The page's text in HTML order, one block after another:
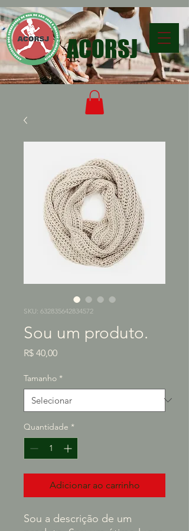
ACORSJ
SKU: 632835642834572
Sou um produto.
R$ 40,00Preço
Tamanho *
Quantidade *
Adicionar ao carrinho
Sou a descrição de um